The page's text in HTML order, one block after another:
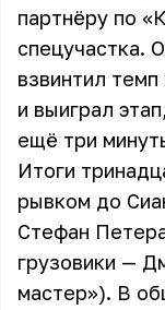
партнёру по
спецучастка.
взвинтил
и выиграл
ещё три
Итоги
рывком до
Стефан
грузовики —
мастер»). В